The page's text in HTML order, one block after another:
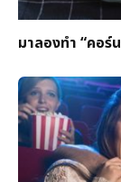
มาลองทำ “คอร์